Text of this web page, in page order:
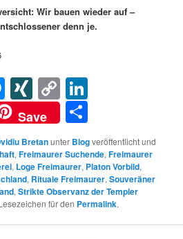
Wir bauen wieder auf –
denn je.
Messenger
XING
Copy
Link
Save
Bretanunter Blogveröffentlicht und
,Freimaurer Suchende,Freimaurer
, Loge Freimaurer, Platon Vorbild,
, Rituale Freimaurer,Souveräner
,Strikte Observanz der Templer
für den Permalink.